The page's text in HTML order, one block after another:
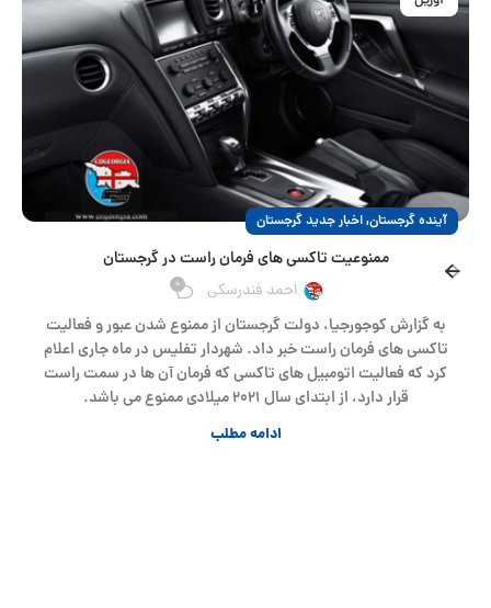
آینده گرجستان,اخبار جدید گرجستان
ممنوعیت تاکسی های فرمان راست در گرجستان
احمد فندرسکی 0
به گزارش کوجورجیا، دولت گرجستان از ممنوع شدن عبور و فعالیت
تاکسی های فرمان راست خبر داد. شهردار تفلیس در ماه جاری اعلام
کرد که فعالیت اتومبیل های تاکسی که فرمان آن ها در سمت راست
قرار دارد، از ابتدای سال ۲۰۲۱ میلادی ممنوع می باشد.
ادامه مطلب